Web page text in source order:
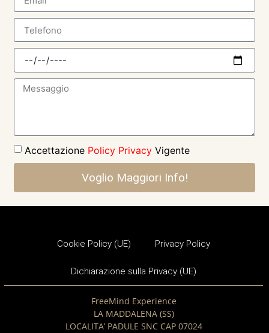
Accettazione Policy Privacy Vigente
Voglio Maggiori Info!
Cookie Policy (UE) Privacy Policy
Dichiarazione sulla Privacy (UE)
FreeMind Experience
LA MADDALENA (SS)
LOCALITA’ PADULE SNC CAP 07024